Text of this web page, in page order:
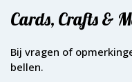
Cards, Crafts &
Bij vragen of
bellen.